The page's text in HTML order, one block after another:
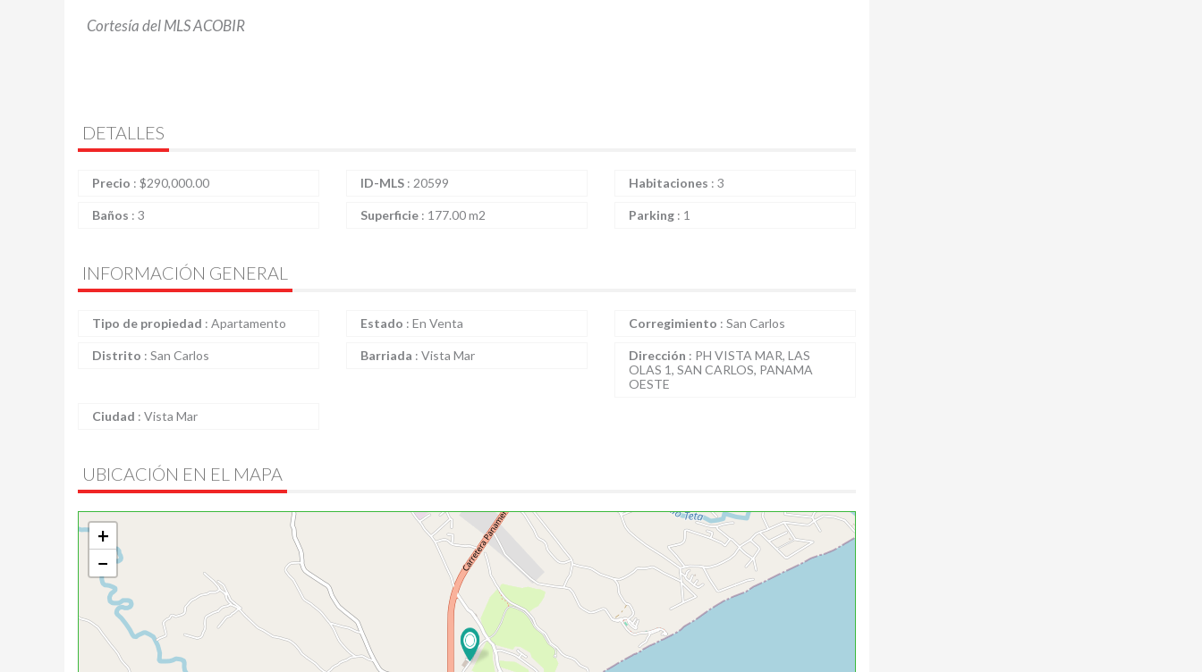
Cortesía del MLS ACOBIR
DETALLES
Precio : $290,000.00 ID-MLS : 20599 Habitaciones : 3
Baños : 3 Superficie : 177.00 m2 Parking : 1
INFORMACIÓN GENERAL
Tipo de propiedad : Apartamento Estado : En Venta Corregimiento : San Carlos
Distrito : San Carlos Barriada : Vista Mar Dirección : PH VISTA MAR, LAS
OLAS 1, SAN CARLOS, PANAMA
OESTE
Ciudad : Vista Mar
UBICACIÓN EN EL MAPA
+
−